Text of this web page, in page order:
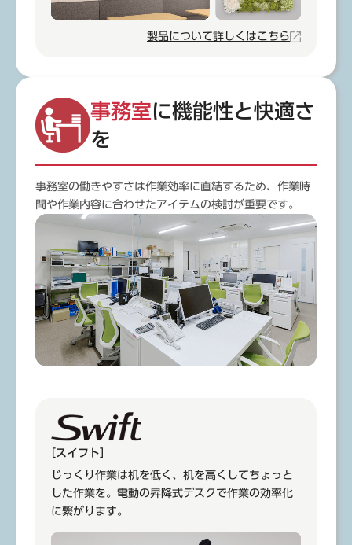
製品について詳しくはこちら
事務室に機能性と快適さ
を
事務室の働きやすさは作業効率に直結するため、作業時
間や作業内容に合わせたアイテムの検討が重要です。
［スイフト］
じっくり作業は机を低く、机を高くしてちょっと
した作業を。電動の昇降式デスクで作業の効率化
に繋がります。